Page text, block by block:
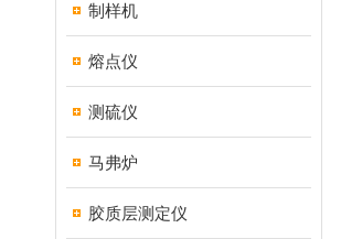
制样机
熔点仪
测硫仪
马弗炉
胶质层测定仪